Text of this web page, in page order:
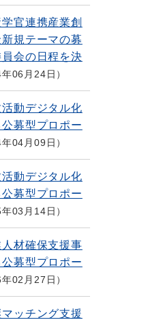
官連携産業創
規テーマの募
会の日程を決
06月24日
動デジタル化
募型プロポー
04月09日
動デジタル化
募型プロポー
03月14日
材確保支援事
募型プロポー
02月27日
ッチング支援